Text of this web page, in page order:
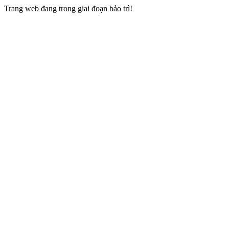
Trang web đang trong giai đoạn bảo trì!